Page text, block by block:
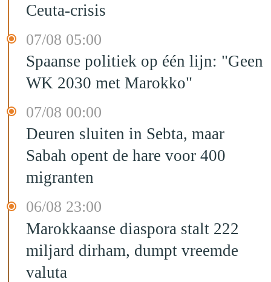
Ceuta-crisis
07/08 05:00
Spaanse politiek op één lijn: "Geen
WK 2030 met Marokko"
07/08 00:00
Deuren sluiten in Sebta, maar
Sabah opent de hare voor 400
migranten
06/08 23:00
Marokkaanse diaspora stalt 222
miljard dirham, dumpt vreemde
valuta